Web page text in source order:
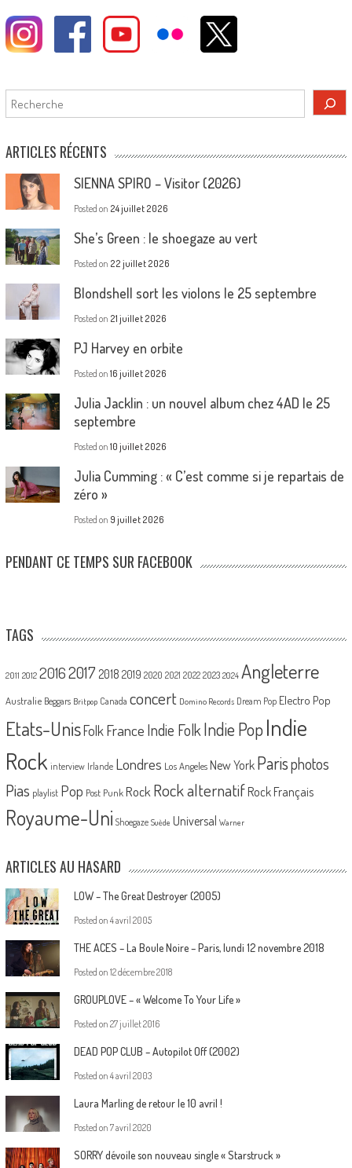
Rechercher
ARTICLES RÉCENTS
SIENNA SPIRO – Visitor (2026)
Posted on 24 juillet 2026
She’s Green : le shoegaze au vert
Posted on 22 juillet 2026
Blondshell sort les violons le 25 septembre
Posted on 21 juillet 2026
PJ Harvey en orbite
Posted on 16 juillet 2026
Julia Jacklin : un nouvel album chez 4AD le 25
septembre
Posted on 10 juillet 2026
Julia Cumming : « C’est comme si je repartais de
zéro »
Posted on 9 juillet 2026
PENDANT CE TEMPS SUR FACEBOOK
TAGS
2011 2012 20162017 2018 2019 2020 2021 2022 2023 2024 Angleterre
Australie Beggars Britpop Canada concert Domino Records Dream Pop Electro Pop
Etats-UnisFolk France Indie FolkIndie PopIndie
Rock interview Irlande Londres Los Angeles New York Parisphotos
Pias playlist Pop Post Punk Rock Rock alternatif Rock Français
Royaume-Uni Shoegaze Suède Universal Warner
ARTICLES AU HASARD
LOW – The Great Destroyer (2005)
Posted on 4 avril 2005
THE ACES – La Boule Noire – Paris, lundi 12 novembre 2018
Posted on 12 décembre 2018
GROUPLOVE – « Welcome To Your Life »
Posted on 27 juillet 2016
DEAD POP CLUB – Autopilot Off (2002)
Posted on 4 avril 2003
Laura Marling de retour le 10 avril !
Posted on 7 avril 2020
SORRY dévoile son nouveau single « Starstruck »